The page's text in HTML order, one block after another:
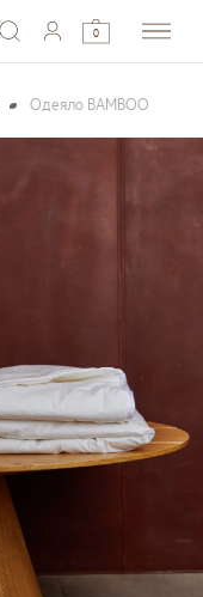
0
Одеяло BAMBOO